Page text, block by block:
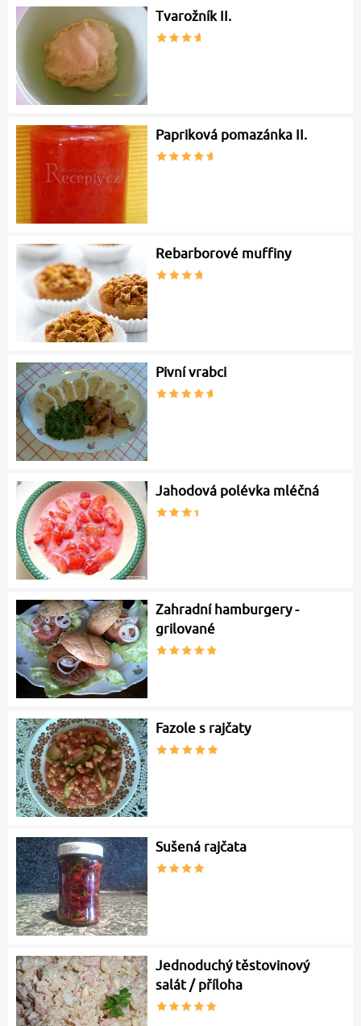
Tvarožník II.
Papriková pomazánka II.
Rebarborové muffiny
Pivní vrabci
Jahodová polévka mléčná
Zahradní hamburgery -
grilované
Fazole s rajčaty
Sušená rajčata
Jednoduchý těstovinový
salát / příloha